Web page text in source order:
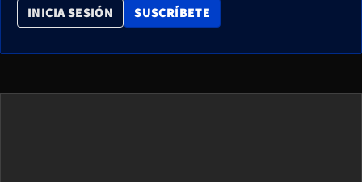
INICIA SESIÓN SUSCRÍBETE
OPENS IN NEW WINDOW